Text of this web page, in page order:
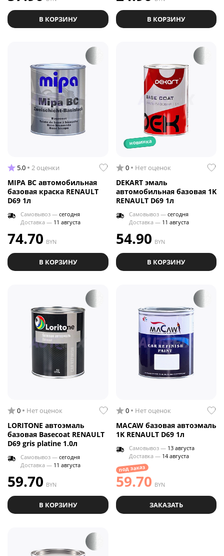
В КОРЗИНУ В КОРЗИНУ
5.0 2 оценки
MIPA BC автомобильная
базовая краска RENAULT
D69 1л
Самовывоз — сегодня
Доставка — 11 августа
74.70 BYN
В КОРЗИНУ
новинка
0 Нет оценок
DEKART эмаль
автомобильная базовая 1K
RENAULT D69 1л
Самовывоз — сегодня
Доставка — 11 августа
54.90 BYN
В КОРЗИНУ
0 Нет оценок
LORITONE автоэмаль
базовая Basecoat RENAULT
D69 gris platine 1.0л
Самовывоз — сегодня
Доставка — 11 августа
59.70 BYN
В КОРЗИНУ
0 Нет оценок
MACAW базовая автоэмаль
1K RENAULT D69 1л
Самовывоз — 13 августа
Доставка — 14 августа
под заказ
59.70 BYN
ЗАКАЗАТЬ